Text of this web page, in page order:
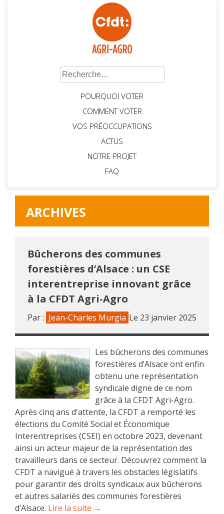
Rechercher :
POURQUOI VOTER
COMMENT VOTER
VOS PRÉOCCUPATIONS
ACTUS
NOTRE PROJET
FAQ
ARCHIVES
Bûcherons des communes
forestières d’Alsace : un CSE
interentreprise innovant grâce
à la CFDT Agri-Agro
Le 23 janvier 2025
Par : Jean-Charles Murgia
Les bûcherons des communes
forestières d’Alsace ont enfin
obtenu une représentation
syndicale digne de ce nom
grâce à la CFDT Agri-Agro.
Après cinq ans d'attente, la CFDT a remporté les
élections du Comité Social et Économique
Interentreprises (CSEI) en octobre 2023, devenant
ainsi un acteur majeur de la représentation des
travailleurs dans ce secteur. Découvrez comment la
CFDT a navigué à travers les obstacles législatifs
pour garantir des droits syndicaux aux bûcherons
et autres salariés des communes forestières
d’Alsace. Lire la suite →